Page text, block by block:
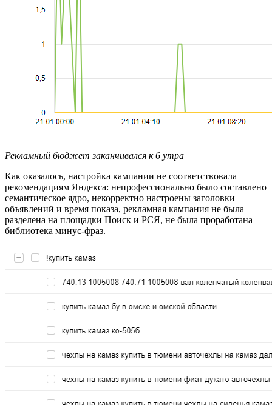
Рекламный бюджет заканчивался к 6 утра
Как оказалось, настройка кампании не соответствовала
рекомендациям Яндекса: непрофессионально было составлено
семантическое ядро, некорректно настроены заголовки
объявлений и время показа, рекламная кампания не была
разделена на площадки Поиск и РСЯ, не была проработана
библиотека минус-фраз.